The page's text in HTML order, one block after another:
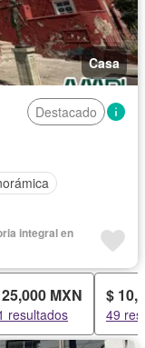
Casa
Destacado
integral en
MXN
resultados
$
49